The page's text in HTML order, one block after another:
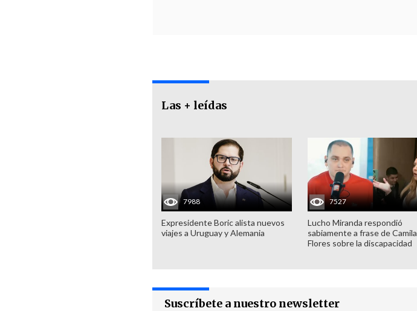
Las + leídas
7988
Expresidente Boric alista nuevos
viajes a Uruguay y Alemania
7527
Lucho Miranda respondió
sabiamente a frase de Camila
Flores sobre la discapacidad
Suscríbete a nuestro newsletter